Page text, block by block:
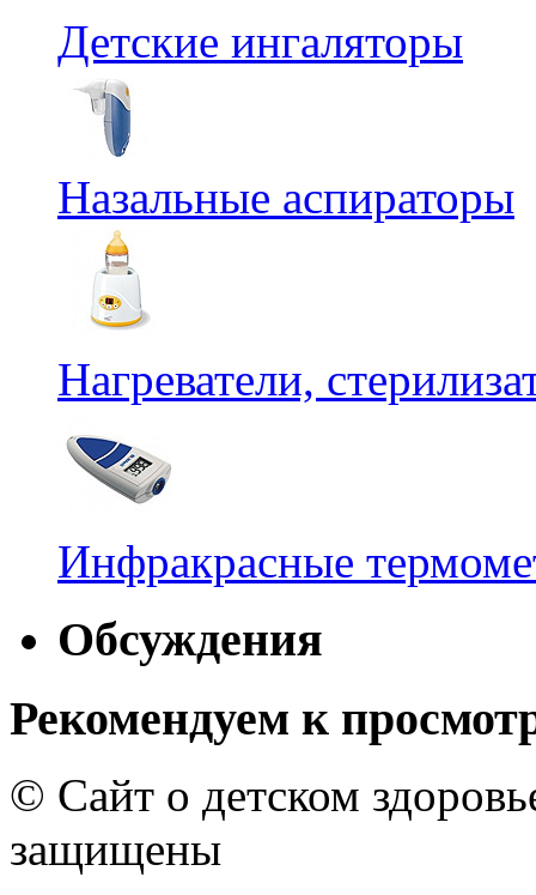
Детские ингаляторы
Назальные аспираторы
Нагреватели,
Инфракрасные
Обсуждения
Рекомендуем к
© Сайт о детском
защищены